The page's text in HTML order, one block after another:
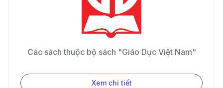
Các sách thuộc bộ sách "Giáo Dục Việt Nam"
Xem chi tiết